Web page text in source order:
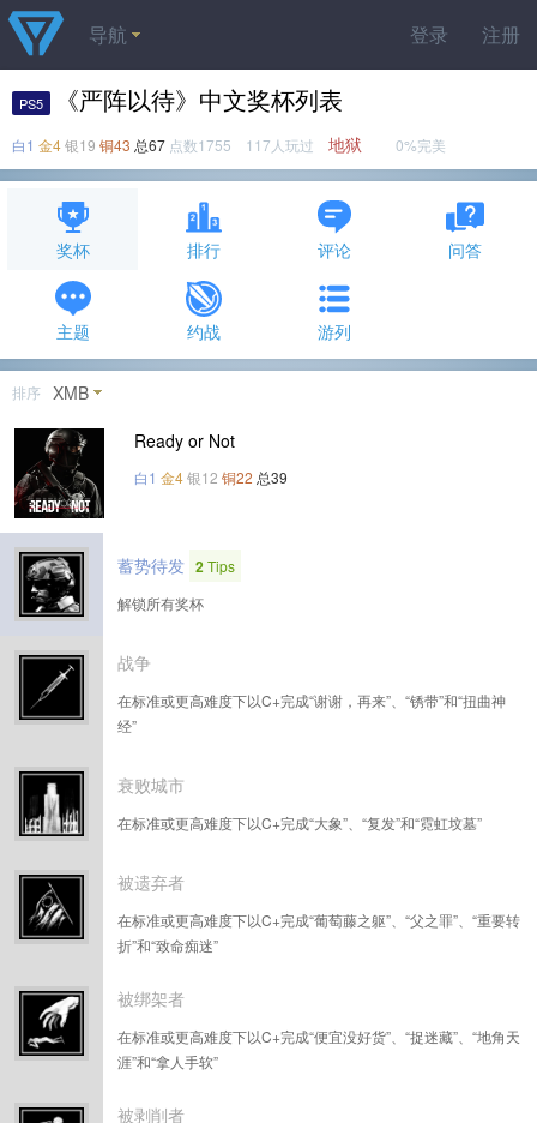
登录 注册
导航
PS5 《严阵以待》中文奖杯列表
白1 金4银19 铜43 总67 点数1755 117人玩过 地狱 0%完美
奖杯 排行 评论 问答
主题 约战 游列
排序 XMB
Ready or Not
白1 金4银12 铜22 总39
蓄势待发 2Tips
解锁所有奖杯
战争
在标准或更高难度下以C+完成“谢谢，再来”、“锈带”和“扭曲神
经”
衰败城市
在标准或更高难度下以C+完成“大象”、“复发”和“霓虹坟墓”
被遗弃者
在标准或更高难度下以C+完成“葡萄藤之躯”、“父之罪”、“重要转
折”和“致命痴迷”
被绑架者
在标准或更高难度下以C+完成“便宜没好货”、“捉迷藏”、“地角天
涯”和“拿人手软”
被剥削者